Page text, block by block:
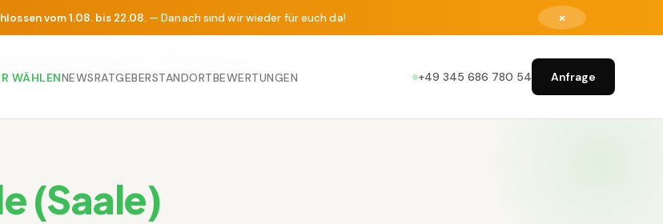
vom 1.08. bis 22.08.— Danach sind wir wieder für euch da! ×
WÄHLENNEWSRATGEBERSTANDORTBEWERTUNGEN +49 345 686 780 54 Anfrage
Experte | Refonio
(Saale)